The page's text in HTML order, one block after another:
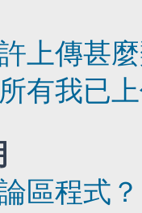
上傳甚
有我已
區程式？